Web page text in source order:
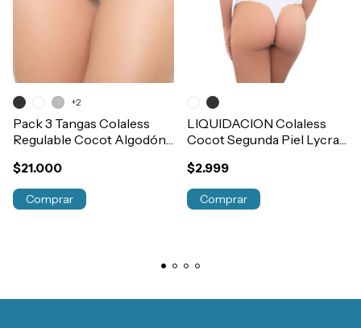
Pack 3 Tangas Colaless
Regulable Cocot Algodón
Art.5606
$21.000
+2
Comprar
LIQUIDACION Colaless
Cocot Segunda Piel Lycra
Art.6194
$2.999
Comprar